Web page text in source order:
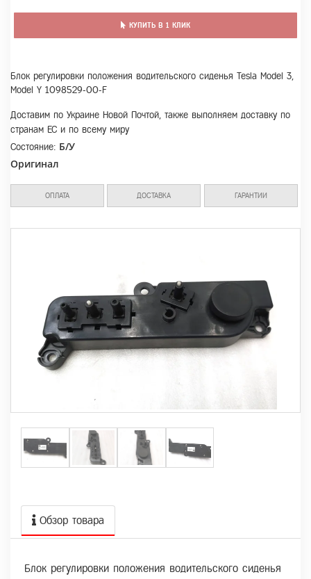
КУПИТЬ В 1 КЛИК
Блок регулировки положения водительского сиденья Tesla Model 3,
Model Y 1098529-00-F
Доставим по Украине Новой Почтой, также выполняем доставку по
странам ЕС и по всему миру
Состояние: Б/У
Оригинал
ОПЛАТА ДОСТАВКА ГАРАНТИИ
Обзор товара
Блок регулировки положения водительского сиденья